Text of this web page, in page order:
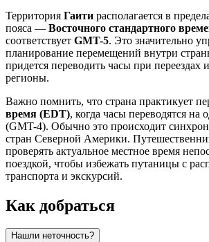
Территория Гаити располагается в
пояса — Восточного стандартного
соответствует GMT-5. Это значительно
планирование перемещений внутри
придется переводить часы при переездах
регионы.
Важно помнить, что страна практикует
время (EDT), когда часы переводятся на
(GMT-4). Обычно это происходит
стран Северной Америки.
проверять актуальное местное время
поездкой, чтобы избежать путаницы с
транспорта и экскурсий.
Как добраться
Нашли неточность?